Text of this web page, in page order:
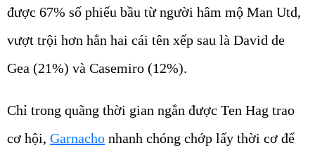
được 67% số phiếu bầu từ người hâm mộ Man Utd,
vượt trội hơn hẳn hai cái tên xếp sau là David de
Gea (21%) và Casemiro (12%).
Chỉ trong quãng thời gian ngắn được Ten Hag trao
cơ hội, Garnacho nhanh chóng chớp lấy thời cơ để